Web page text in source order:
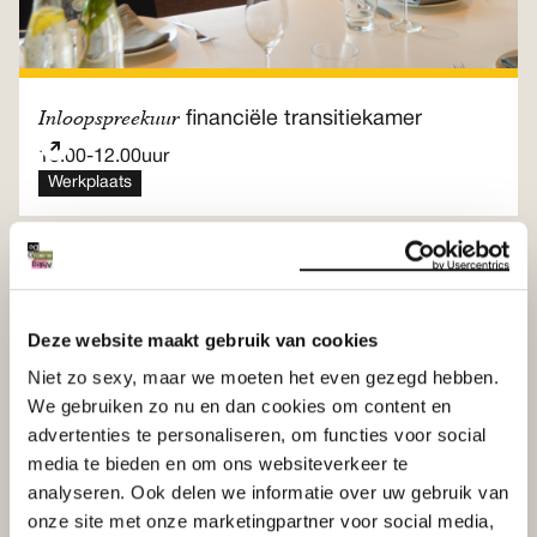
Deze website maakt gebruik van cookies
Niet zo sexy, maar we moeten het even gezegd hebben.
We gebruiken zo nu en dan cookies om content en
advertenties te personaliseren, om functies voor social
media te bieden en om ons websiteverkeer te
analyseren. Ook delen we informatie over uw gebruik van
onze site met onze marketingpartner voor social media,
Inloopspreekuur financiële transitiekamer
10.00-12.00uur
Werkplaats
18
ontmoeting